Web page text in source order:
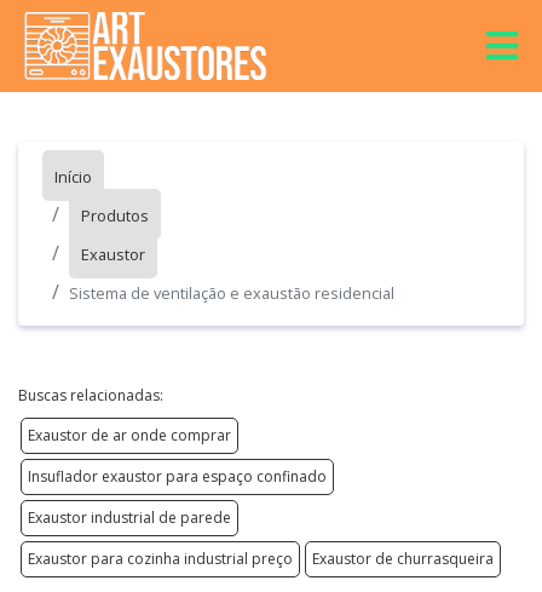
Início
Produtos
Exaustor
Sistema de ventilação e exaustão residencial
Buscas relacionadas:
Exaustor de ar onde comprar
Insuflador exaustor para espaço confinado
Exaustor industrial de parede
Exaustor para cozinha industrial preço
Exaustor de churrasqueira